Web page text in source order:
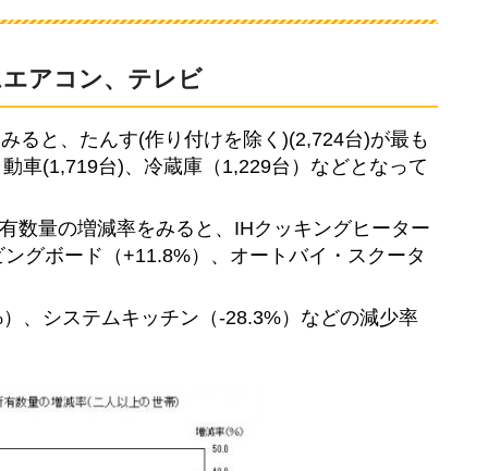
アコン、テレビ
ると、たんす(作り付けを除く)(2,724台)が最も
車(1,719台)、冷蔵庫（1,229台）などとなって
数量の増減率をみると、IHクッキングヒーター
グボード（+11.8%）、オートバイ・スクータ
、システムキッチン（-28.3%）などの減少率